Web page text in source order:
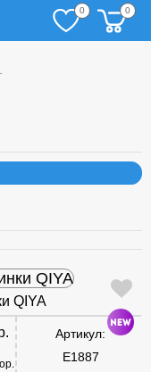
0 0
QIYA
Артикул:
E1887